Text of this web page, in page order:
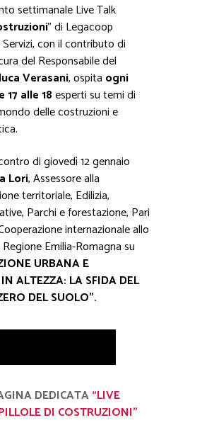
settimanale Live Talk
” di Legacoop
con il contributo di
del Responsabile del
Verasani, ospita ogni
alle 18esperti su temi di
delle costruzioni e
di giovedì 12 gennaio
Lori, Assessore alla
territoriale, Edilizia,
Parchi e forestazione, Pari
internazionale allo
Emilia-Romagna su
URBANA E
ALTEZZA: LA SFIDA DEL
DEL SUOLO”.
DEDICATA“LIVE
DI COSTRUZIONI”